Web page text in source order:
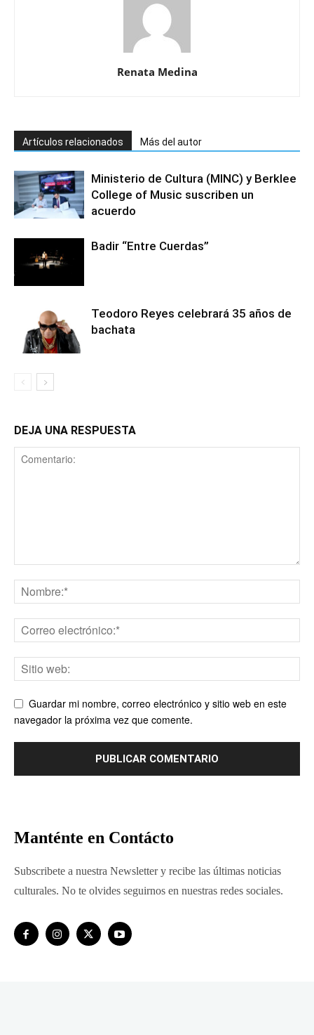
Renata Medina
Artículos relacionados Más del autor
Ministerio de Cultura (MINC) y Berklee
College of Music suscriben un
acuerdo
Badir “Entre Cuerdas”
Teodoro Reyes celebrará 35 años de
bachata
DEJA UNA RESPUESTA
Guardar mi nombre, correo electrónico y sitio web en este
navegador la próxima vez que comente.
Manténte en Contácto
Subscribete a nuestra Newsletter y recibe las últimas noticias
culturales. No te olvides seguirnos en nuestras redes sociales.